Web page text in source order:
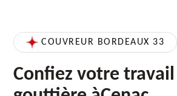
COUVREUR BORDEAUX 33
Confiez votre